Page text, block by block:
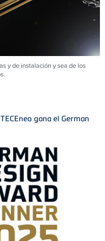
y de instalación y sea de los
gana el German